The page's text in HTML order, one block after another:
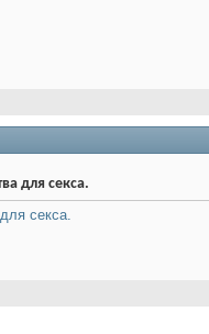
для секса.
секса.